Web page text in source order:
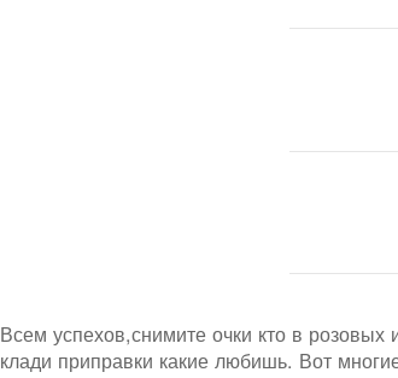
Всем успехов,снимите очки кто в розовых
клади приправки какие любишь. Вот